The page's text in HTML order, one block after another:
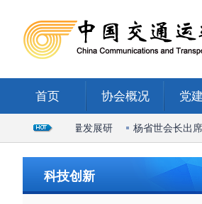
首页 协会概况 党
国际陆港高质量发展研 杨省世会长出席
科技创新